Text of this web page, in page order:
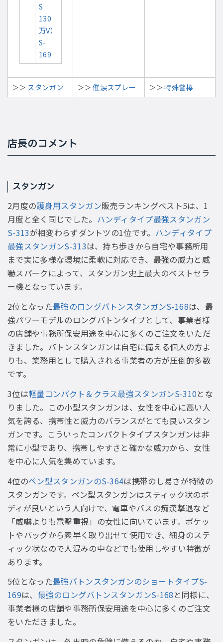
S
130
万V）
S-
169
＞＞ スタンガン ＞＞催涙スプレー ＞＞特殊警棒
店長のコメント
スタンガン
2月度の護身用スタンガン販売ランキングベスト5は、1
月度と全く同じでした。 ハンディタイプ最強スタンガン
S-313が相変わらずダントツの1位です。 ハンディタイプ
最強スタンガンS-313は、持ち歩きから自宅や事務所用
まで実に多様な環境に柔軟に対応でき、最強の威力と威
嚇スパークによって、スタンガン史上最大のベストセラ
ー機となっています。
2位となった最強のロングバトンスタンガンS-168は、最
強パワーモデルのロングバトンタイプとして、事業者様
の店舗や事務所保安用途を中心に多くのご注文をいただ
きました。バトンスタンガンは自宅に備える個人の方よ
りも、業務用として購入される事業者の方が圧倒的多数
です。
3位は軽量コンパクト＆クラス最強スタンガンS-310とな
りました。この小型スタンガンは、女性を中心に高い人
気を誇る、携帯性と威力のバランスがとても良いスタン
ガンです。こういったコンパクトタイプスタンガンは非
常に小型であり、携帯しやすさと確かな威力から、女性
を中心に人気を集めています。
4位のペン型スタンガンのS-364は携帯のし易さが特徴の
スタンガンです。ペン型スタンガンはスティック状のボ
ディが良いという人向けで、電車やバスの痴漢撃退など
「威嚇よりも電撃重視」の女性に向いています。ポケッ
トやバッグから素早く取り出せて使用でき、細身のステ
ィック状なので人混みの中などでも使用しやすい特徴が
あります。
5位となった最強バトンスタンガンのショートタイプS-
169は、 最強のロングバトンスタンガンS-168 と同様に、
事業者様の店舗や事務所保安用途を中心に多くのご注文
をいただきました。